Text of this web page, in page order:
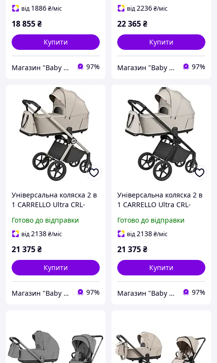
від 1886₴/міс
18 855₴
Купити
Магазин "Baby Comfort" 97%
від2236₴/міс
22 365₴
Купити
Магазин "Baby Comfort" 97%
Універсальна коляска 2 в
1 CARRELLO Ultra CRL-
Готово до відправки
від2138₴/міс
21 375₴
Купити
Магазин "Baby Comfort" 97%
Універсальна коляска 2 в
1 CARRELLO Ultra CRL-
Готово до відправки
від2138₴/міс
21 375₴
Купити
Магазин "Baby Comfort" 97%